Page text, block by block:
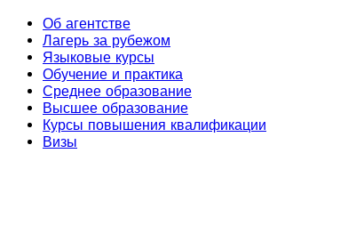
Об агентстве
Лагерь за рубежом
Языковые курсы
Обучение и практика
Среднее образование
Высшее образование
Курсы повышения квалификации
Визы